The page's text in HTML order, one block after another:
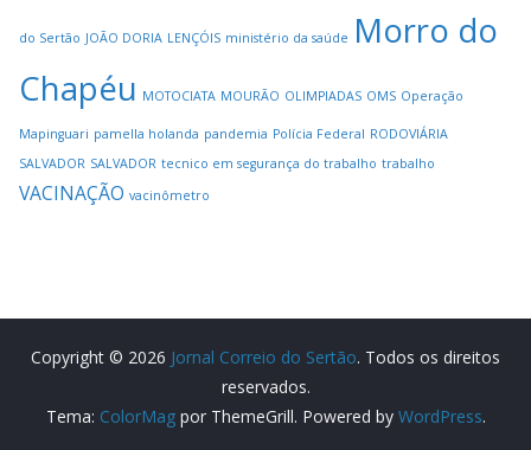
do Sertão JOÃO DORIA LENÇÓIS ministério da saúde Morro do
Chapéu MOTOCIATA MOURÃO OLIMPIADAS OMS Operação
Mapinguari pamella holanda pandemia Polícia Federal RODOVIÁRIA
SALVADOR SALVADOR tecnico em segurança do trabalho trabalho
VACINAÇÃO vacinômetro
Copyright © 2026 Jornal Correio do Sertão. Todos os direitos
reservados.
Tema: ColorMagpor ThemeGrill. Powered by WordPress.